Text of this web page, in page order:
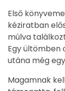
Első
kéziratban
múlva
Egy ültömben
utána még
Magamnak